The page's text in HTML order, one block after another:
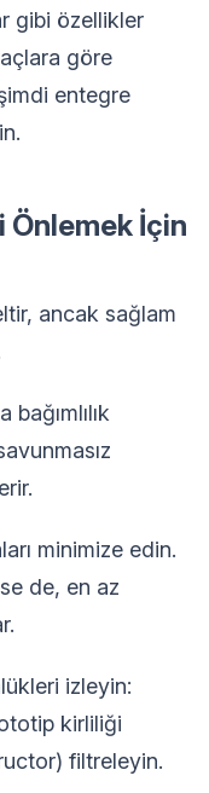
gibi özellikler
göre
entegre
İçin
ancak sağlam
minimize edin.
de, en az
izleyin:
kirliliği
filtreleyin.